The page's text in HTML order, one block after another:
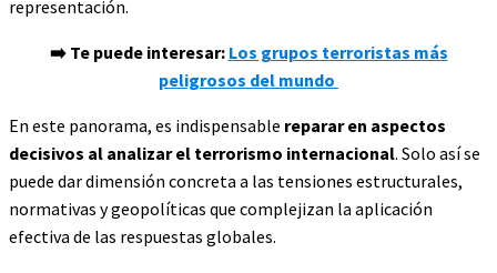
representación.
➡️ Te puede interesar: Los grupos terroristas más
peligrosos del mundo
En este panorama, es indispensable reparar en aspectos
decisivos al analizar el terrorismo internacional. Solo así se
puede dar dimensión concreta a las tensiones estructurales,
normativas y geopolíticas que complejizan la aplicación
efectiva de las respuestas globales.